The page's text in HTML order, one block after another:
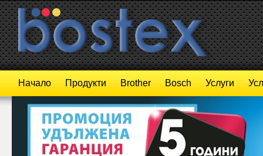
Начало Продукти Brother Bosch Услуги